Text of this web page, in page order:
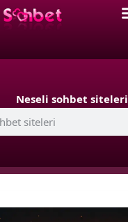
Neseli sohbet siteleri